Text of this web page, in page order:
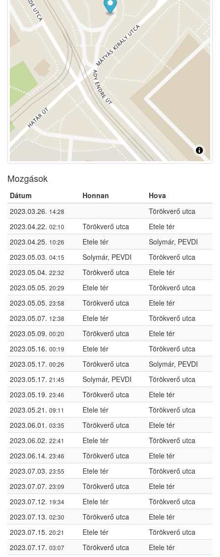
Mozgások
Dátum Honnan
Hova
2023.03.26. 14:28
Törökverő utca
2023.04.22. 02:10 Törökverő utca
Etele tér
2023.04.25. 10:26 Etele tér
Solymár, PEVDI
2023.05.03. 04:15 Solymár, PEVDI
Törökverő utca
2023.05.04. 22:32 Törökverő utca
Etele tér
2023.05.05. 20:29 Etele tér
Törökverő utca
2023.05.05. 23:58 Törökverő utca
Etele tér
2023.05.07. 12:38 Etele tér
Törökverő utca
2023.05.09. 00:20 Törökverő utca
Etele tér
2023.05.16. 00:19 Etele tér
Törökverő utca
2023.05.17. 00:26 Törökverő utca
Solymár, PEVDI
2023.05.17. 21:45 Solymár, PEVDI
Törökverő utca
2023.05.19. 23:46 Törökverő utca
Etele tér
2023.05.21. 09:11 Etele tér
Törökverő utca
2023.06.01. 03:35 Törökverő utca
Etele tér
2023.06.02. 22:41 Etele tér
Törökverő utca
2023.06.14. 23:46 Törökverő utca
Etele tér
2023.07.03. 23:55 Etele tér
Törökverő utca
2023.07.07. 23:09 Törökverő utca
Etele tér
2023.07.12. 19:34 Etele tér
Törökverő utca
2023.07.13. 02:30 Törökverő utca
Etele tér
2023.07.15. 20:21 Etele tér
Törökverő utca
2023.07.17. 03:07 Törökverő utca
Etele tér